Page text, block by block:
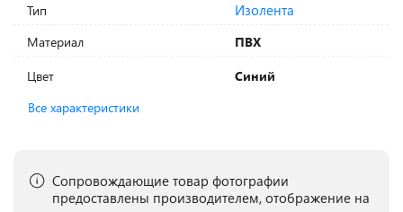
Тип Изолента
Материал
ПВХ
Цвет
Синий
Все характеристики
Сопровождающие товар фотографии
предоставлены производителем, отображение на